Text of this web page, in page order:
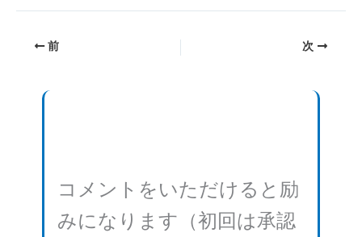
前 次
コメントをいただけると励
みになります（初回は承認